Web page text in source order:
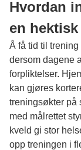
Hvordan
en
Å få tid til
dersom dagene
forpliktelser.
kan gjøres
treningsøkter på
med målrettet
kveld gi stor
opp treningen i